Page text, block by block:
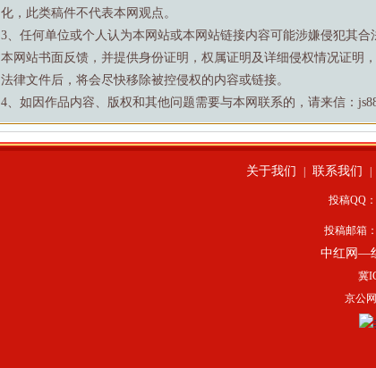
化，此类稿件不代表本网观点。
3、任何单位或个人认为本网站或本网站链接内容可能涉嫌侵犯其合
本网站书面反馈，并提供身份证明，权属证明及详细侵权情况证明
法律文件后，将会尽快移除被控侵权的内容或链接。
4、如因作品内容、版权和其他问题需要与本网联系的，请来信：
关于我们 联系我们
投稿QQ
投稿邮箱：
中红网—
冀
京公